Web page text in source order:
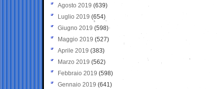
Agosto 2019 (639)
Luglio 2019 (654)
Giugno 2019 (598)
Maggio 2019 (527)
Aprile 2019 (383)
Marzo 2019 (562)
Febbraio 2019 (598)
Gennaio 2019 (641)